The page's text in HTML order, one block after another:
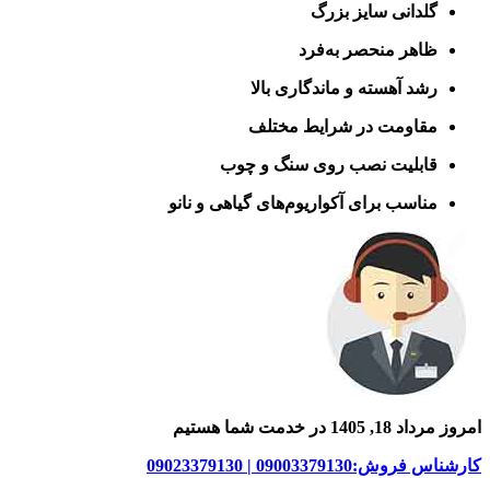
گلدانی سایز بزرگ
ظاهر منحصر به‌فرد
رشد آهسته و ماندگاری بالا
مقاومت در شرایط مختلف
قابلیت نصب روی سنگ و چوب
مناسب برای آکواریوم‌های گیاهی و نانو
امروز مرداد 18, 1405 در خدمت شما هستیم
کارشناس فروش:09003379130 | 09023379130